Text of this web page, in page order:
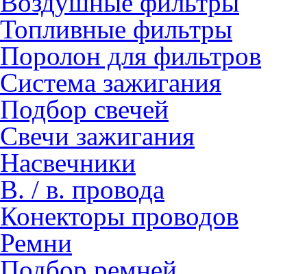
Топливные фильтры
Поролон для фильтров
Система зажигания
Подбор свечей
Свечи зажигания
Насвечники
В. / в. провода
Конекторы проводов
Ремни